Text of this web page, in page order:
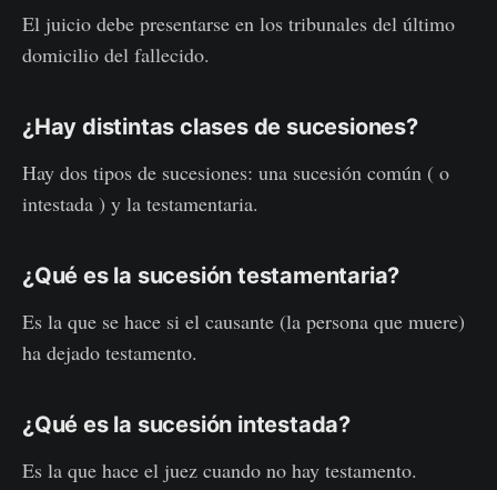
El juicio debe presentarse en los tribunales del último
domicilio del fallecido.
¿Hay distintas clases de sucesiones?
Hay dos tipos de sucesiones: una sucesión común ( o
intestada ) y la testamentaria.
¿Qué es la sucesión testamentaria?
Es la que se hace si el causante (la persona que muere)
ha dejado testamento.
¿Qué es la sucesión intestada?
Es la que hace el juez cuando no hay testamento.